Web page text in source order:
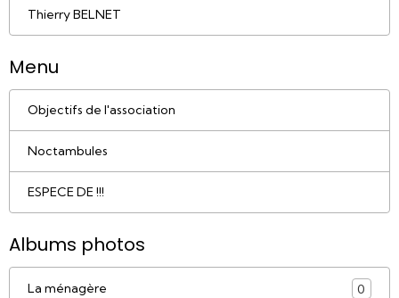
Thierry BELNET
Menu
Objectifs de l'association
Noctambules
ESPECE DE !!!
Albums photos
La ménagère 0